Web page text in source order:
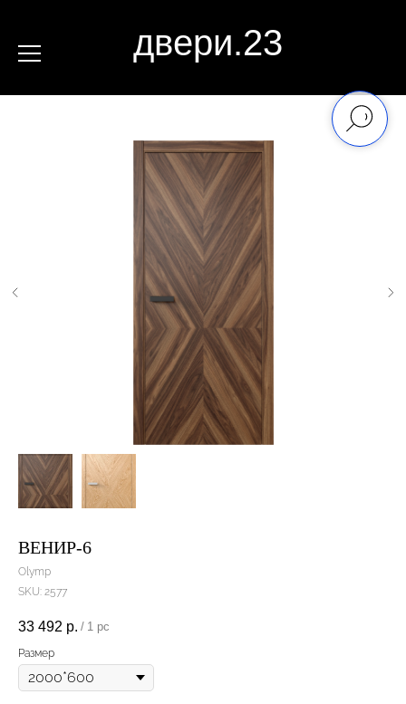
двери.23
ВЕНИР-6
Olymp
SKU: 2577
33 492 р. / 1 pc
Размер